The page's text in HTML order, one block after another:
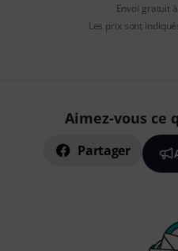
Envoi gratuit
Les prix sont
Aimez-vous ce
Partager